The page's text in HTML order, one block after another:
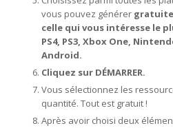
vous pouvez générer
celle qui vous intéresse le
PS4, PS3, Xbox One,
Android.
Cliquez sur DÉMARRER.
Vous sélectionnez les
quantité. Tout est gratuit !
Après avoir choisi deux